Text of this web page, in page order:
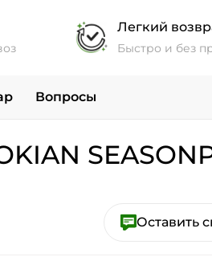
Легкий
Быстро и без
Вопросы
Оставить